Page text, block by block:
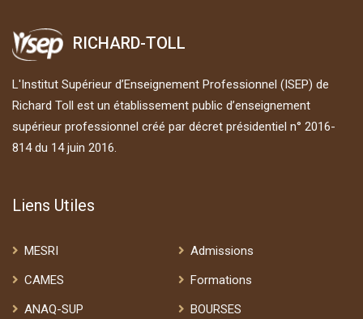
RICHARD-TOLL
L'Institut Supérieur d’Enseignement Professionnel (ISEP) de
Richard Toll est un établissement public d’enseignement
supérieur professionnel créé par décret présidentiel n° 2016-
814 du 14 juin 2016.
Liens Utiles
MESRI
Admissions
CAMES
Formations
ANAQ-SUP
BOURSES